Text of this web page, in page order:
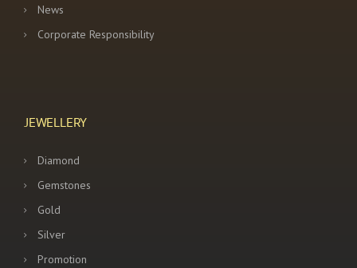
News
Corporate Responsibility
JEWELLERY
Diamond
Gemstones
Gold
Silver
Promotion